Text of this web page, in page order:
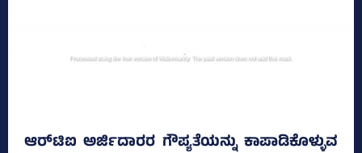
ಆರ್‌ಟಿಐ ಅರ್ಜಿದಾರರ ಗೌಪ್ಯತೆಯನ್ನು ಕಾಪಾಡಿಕೊಳ್ಳುವ